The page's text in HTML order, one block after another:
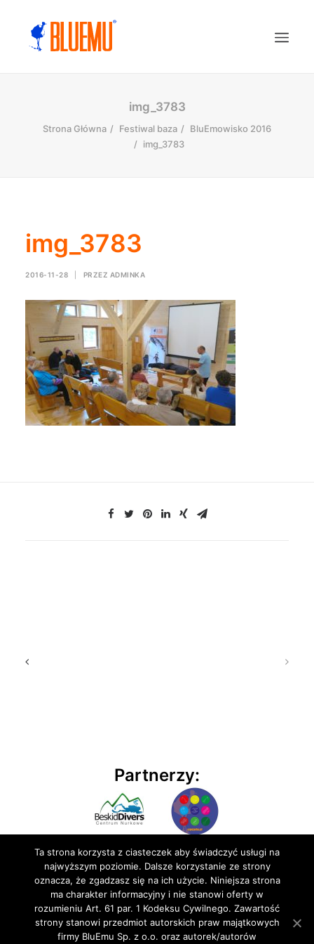
img_3783
Strona Główna Festiwal baza
BluEmowisko 2016
img_3783
img_3783
2016-11-28 PRZEZ ADMINKA
Partnerzy:
© 2020 BluEmu sp. z o.o. Wszelkie prawa zastrzeżone
Ta strona korzysta z ciasteczek aby świadczyć usługi na
najwyższym poziomie. Dalsze korzystanie ze strony
oznacza, że zgadzasz się na ich użycie. Niniejsza strona
ma charakter informacyjny i nie stanowi oferty w
rozumieniu Art. 61 par. 1 Kodeksu Cywilnego. Zawartość
strony stanowi przedmiot autorskich praw majątkowych
firmy BluEmu Sp. z o.o. oraz autorek/autorów